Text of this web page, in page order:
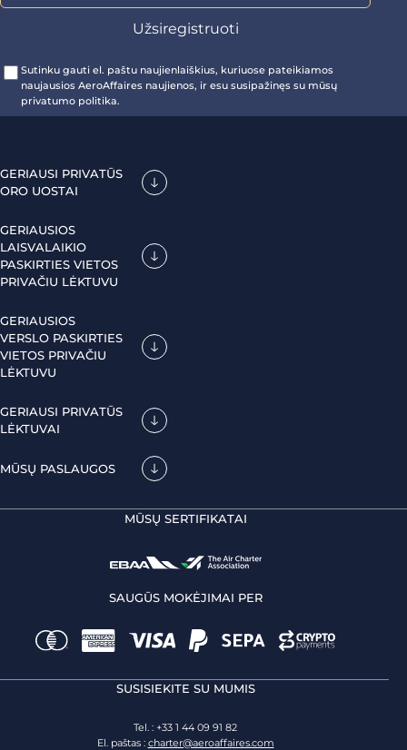
Sutinku gauti el. paštu naujienlaiškius, kuriuose pateikiamos
naujausios AeroAffaires naujienos, ir esu susipažinęs su mūsų
privatumo politika.
GERIAUSI PRIVATŪS
ORO UOSTAI
GERIAUSIOS
LAISVALAIKIO
PASKIRTIES VIETOS
PRIVAČIU LĖKTUVU
GERIAUSIOS
VERSLO PASKIRTIES
VIETOS PRIVAČIU
LĖKTUVU
GERIAUSI PRIVATŪS
LĖKTUVAI
MŪSŲ PASLAUGOS
MŪSŲ SERTIFIKATAI
SAUGŪS MOKĖJIMAI PER
SUSISIEKITE SU MUMIS
Tel. : +33 1 44 09 91 82
El. paštas : charter@aeroaffaires.com